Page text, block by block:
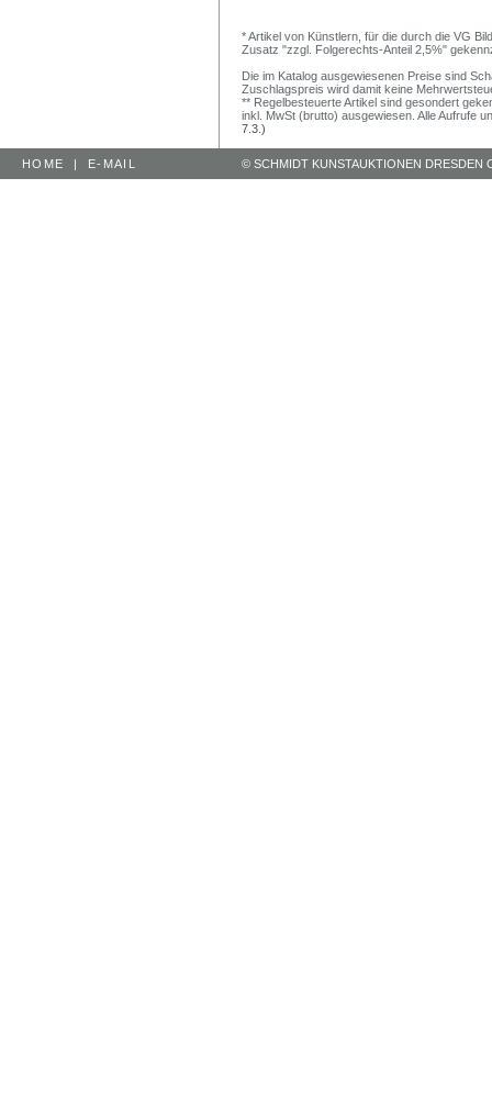
* Artikel von Künstlern, für die durch die VG
Zusatz "zzgl. Folgerechts-Anteil 2,5%"
Die im Katalog ausgewiesenen Preise sind
Zuschlagspreis wird damit keine
** Regelbesteuerte Artikel sind gesondert
inkl. MwSt (brutto) ausgewiesen. Alle Aufrufe
7.3.)
HOME | E-MAIL © SCHMIDT KUNSTAUKTIONEN DRESDEN